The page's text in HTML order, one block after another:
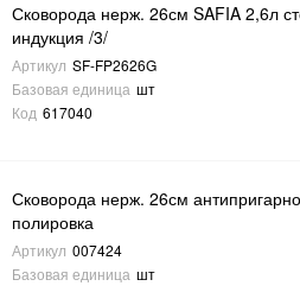
Сковорода нерж. 26см SAFIA 2,6л
индукция /3/
Артикул SF-FP2626G
Базовая единица шт
Код 617040
Сковорода нерж. 26см
полировка
Артикул 007424
Базовая единица шт